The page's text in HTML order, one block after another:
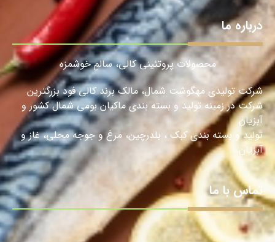
درباره ما
محصولات پروتئینی کالی، سالمِ خوشمزه
شرکت تولیدی مهگوشت شمال، مالک برند کالی فود بزرگترین
شرکت در زمینه تولید و بسته بندی ماکیان بومی شمال کشور و
آبزیان
تولید و بسته بندی کبک ، بلدرچین، مرغ و جوجه محلی، غاز و
آبزیان.
تماس با ما